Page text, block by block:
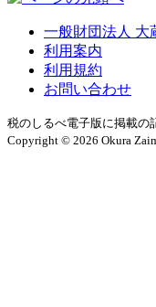
一般財団法人 大
利用案内
利用規約
お問い合わせ
税のしるべ電子版に掲載の
Copyright © 2026 Okura